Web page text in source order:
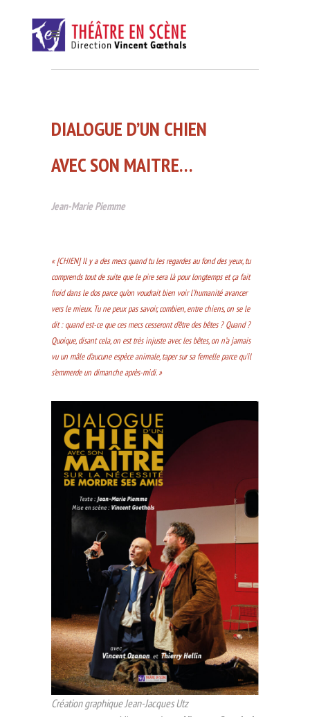
DIALOGUE D’UN CHIEN
AVEC SON MAITRE…
Jean-Marie Piemme
« [CHIEN] Il y a des mecs quand tu les regardes au fond des yeux, tu
comprends tout de suite que le pire sera là pour longtemps et ça fait
froid dans le dos parce qu’on voudrait bien voir l’humanité avancer
vers le mieux. Tu ne peux pas savoir, combien, entre chiens, on se le
dit : quand est-ce que ces mecs cesseront d’être des bêtes ? Quand ?
Quoique, disant cela, on est très injuste avec les bêtes, on n’a jamais
vu un mâle d’aucune espèce animale, taper sur sa femelle parce qu’il
s’emmerde un dimanche après-midi. »
Création graphique Jean-Jacques Utz